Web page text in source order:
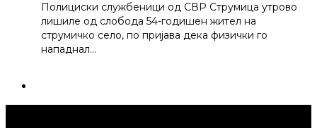
Полициски службеници од СВР Струмица утрово
лишиле од слобода 54-годишен жител на
струмичко село, по пријава дека физички го
нападнал…